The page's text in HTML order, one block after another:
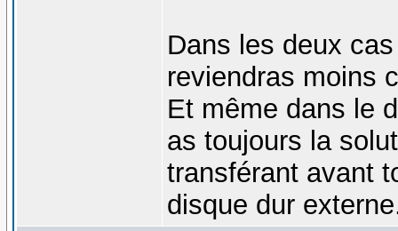
Dans les deux
reviendras moins
Et même dans le
as toujours la
transférant avant
disque dur